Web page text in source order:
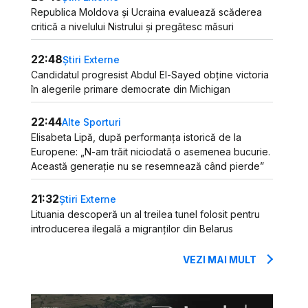
Republica Moldova și Ucraina evaluează scăderea
critică a nivelului Nistrului și pregătesc măsuri
22:48Știri Externe
Candidatul progresist Abdul El-Sayed obține victoria
în alegerile primare democrate din Michigan
22:44Alte Sporturi
Elisabeta Lipă, după performanța istorică de la
Europene: „N-am trăit niciodată o asemenea bucurie.
Această generație nu se resemnează când pierde”
21:32Știri Externe
Lituania descoperă un al treilea tunel folosit pentru
introducerea ilegală a migranților din Belarus
VEZI MAI MULT